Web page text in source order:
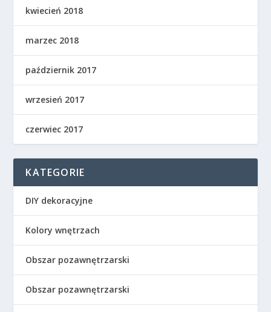
kwiecień 2018
marzec 2018
październik 2017
wrzesień 2017
czerwiec 2017
KATEGORIE
DIY dekoracyjne
Kolory wnętrzach
Obszar pozawnętrzarski
Obszar pozawnętrzarski